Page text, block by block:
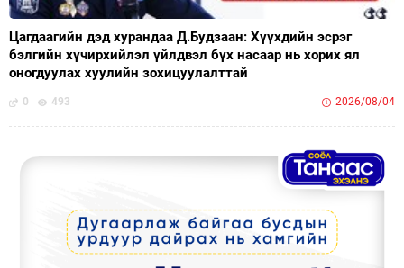
Цагдаагийн дэд хурандаа Д.Будзаан: Хүүхдийн эсрэг
бэлгийн хүчирхийлэл үйлдвэл бүх насаар нь хорих ял
оногдуулах хуулийн зохицуулалттай
0 493 2026/08/04